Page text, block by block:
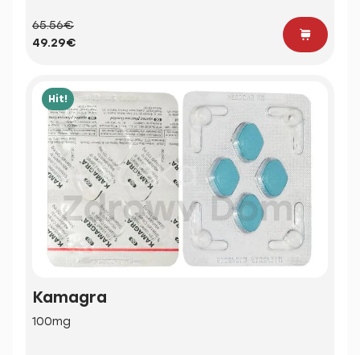
65.56€
49.29€
Hit!
Kamagra
100mg